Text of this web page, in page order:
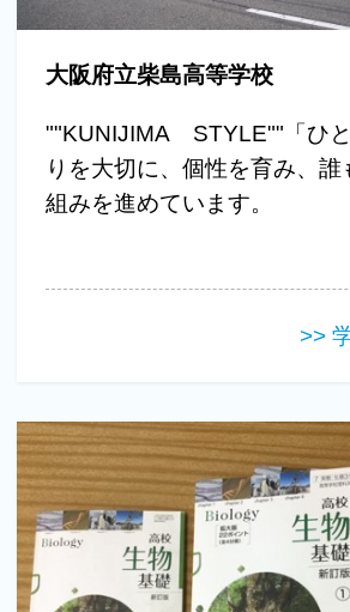
大阪府立柴島高等学校
""KUNIJIMA STYLE""「ひ
りを大切に、個性を育み、誰
組みを進めています。
>>